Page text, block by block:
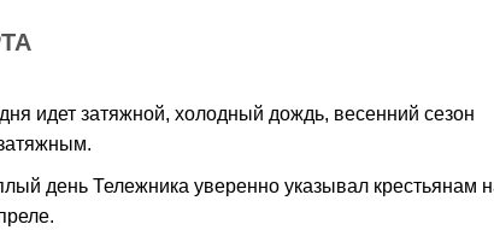
идет затяжной, холодный дождь, весенний сезон
день Тележника уверенно указывал крестьянам